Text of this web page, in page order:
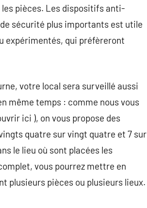
pièces. Les dispositifs anti-
sécurité plus importants est utile
expérimentés, qui préfèreront
votre local sera surveillé aussi
même temps : comme nous vous
ici ), on vous propose des
quatre sur vingt quatre et 7 sur
le lieu où sont placées les
vous pourrez mettre en
plusieurs pièces ou plusieurs lieux.